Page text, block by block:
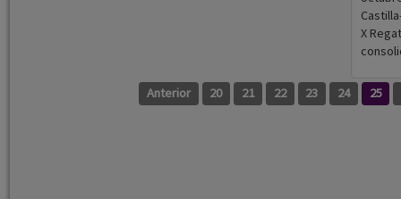
X
Anterior 20 21 22 23 24 25